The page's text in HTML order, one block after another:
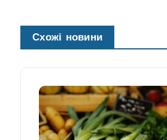
Схожі новини